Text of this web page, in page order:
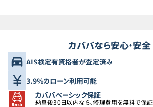
カババなら安心・安全
AIS検定有資格者が査定済み
3.9%のローン利用可能
カババベーシック保証
納車後30日以内なら、修理費用を無料で保証